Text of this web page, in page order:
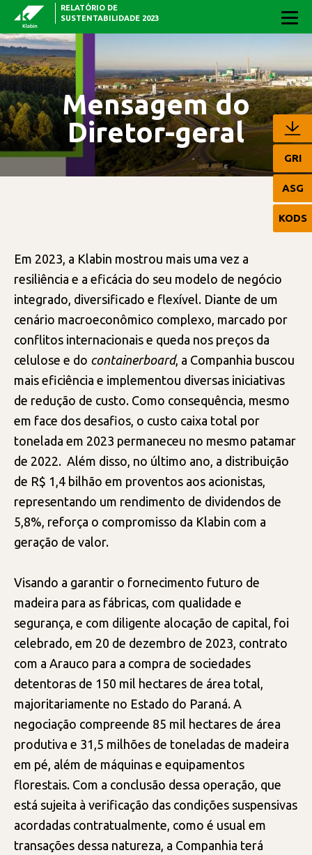
Pular para o Conteúdo principal
RELATÓRIO DE
SUSTENTABILIDADE 2023
Mensagem do
Diretor-geral
GRI
ASG
KODS
Em 2023, a Klabin mostrou mais uma vez a
resiliência e a eficácia do seu modelo de negócio
integrado, diversificado e flexível. Diante de um
cenário macroeconômico complexo, marcado por
conflitos internacionais e queda nos preços da
celulose e do containerboard, a Companhia buscou
mais eficiência e implementou diversas iniciativas
de redução de custo. Como consequência, mesmo
em face dos desafios, o custo caixa total por
tonelada em 2023 permaneceu no mesmo patamar
de 2022. Além disso, no último ano, a distribuição
de R$ 1,4 bilhão em proventos aos acionistas,
representando um rendimento de dividendos de
5,8%, reforça o compromisso da Klabin com a
geração de valor.
Visando a garantir o fornecimento futuro de
madeira para as fábricas, com qualidade e
segurança, e com diligente alocação de capital, foi
celebrado, em 20 de dezembro de 2023, contrato
com a Arauco para a compra de sociedades
detentoras de 150 mil hectares de área total,
majoritariamente no Estado do Paraná. A
negociação compreende 85 mil hectares de área
produtiva e 31,5 milhões de toneladas de madeira
em pé, além de máquinas e equipamentos
florestais. Com a conclusão dessa operação, que
está sujeita à verificação das condições suspensivas
acordadas contratualmente, como é usual em
transações dessa natureza, a Companhia terá